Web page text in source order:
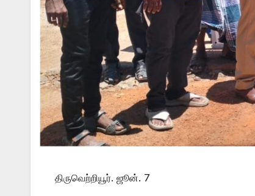
திருவெற்றியூர். ஜூன். 7